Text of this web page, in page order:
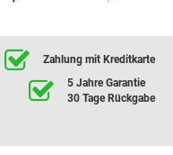
Zahlung mit Kreditkarte
5 Jahre Garantie
30 Tage Rückgabe